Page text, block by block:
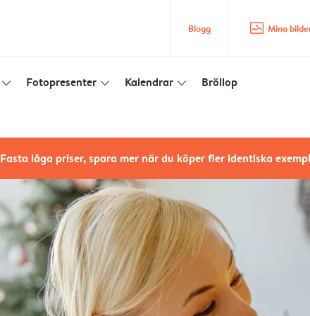
Blogg image_placeholder Mina
slim_arrow_down Fotopresenter slim_arrow_down Kalendrar slim_arrow_down Bröllop
Fasta låga priser, spara mer när du köper fler identiska